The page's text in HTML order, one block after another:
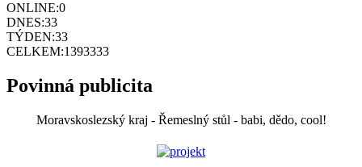
ONLINE:0
DNES:33
TÝDEN:33
CELKEM:1393333
Povinná publicita
Moravskoslezský kraj - Řemeslný stůl - babi, dědo, cool!